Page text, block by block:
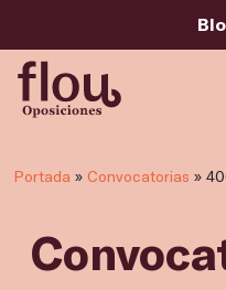
Portada » Convocatorias »